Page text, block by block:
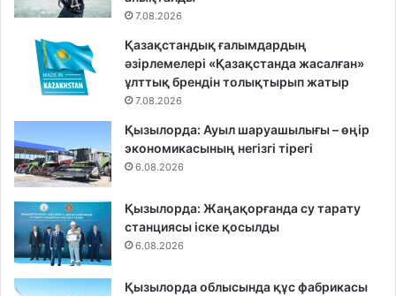
7.08.2026
Қазақстандық ғалымдардың
әзірлемелері «Қазақстанда жасалған»
ұлттық брендін толықтырып жатыр
7.08.2026
Қызылорда: Ауыл шаруашылығы – өңір
экономикасының негізгі тірегі
6.08.2026
Қызылорда: Жаңақорғанда су тарату
станциясы іске қосылды
6.08.2026
Қызылорда облысында құс фабрикасы